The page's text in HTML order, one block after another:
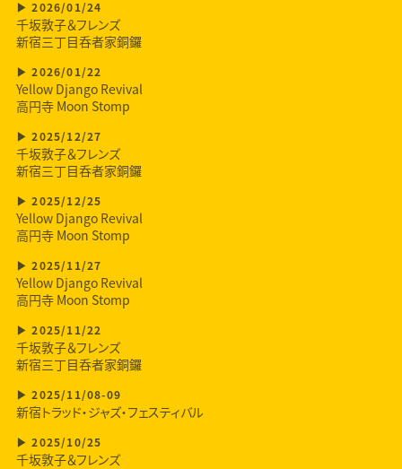
2026/01/24
千坂敦子＆フレンズ
新宿三丁目呑者家銅鑼
2026/01/22
Yellow Django Revival
高円寺 Moon Stomp
2025/12/27
千坂敦子＆フレンズ
新宿三丁目呑者家銅鑼
2025/12/25
Yellow Django Revival
高円寺 Moon Stomp
2025/11/27
Yellow Django Revival
高円寺 Moon Stomp
2025/11/22
千坂敦子＆フレンズ
新宿三丁目呑者家銅鑼
2025/11/08-09
新宿トラッド・ジャズ・フェスティバル
2025/10/25
千坂敦子＆フレンズ